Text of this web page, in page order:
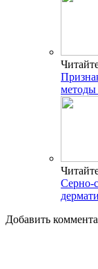
методы
Серно-
Добавить